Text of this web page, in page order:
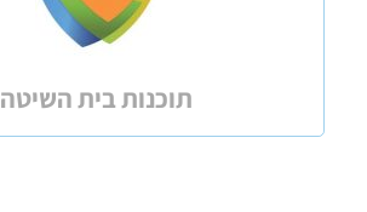
תוכנות בית השיטה